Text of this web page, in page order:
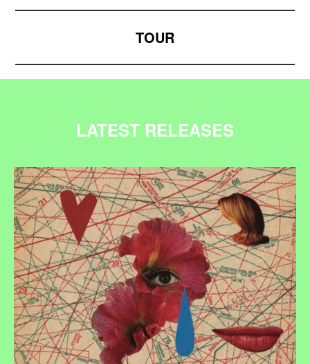
TOUR
LATEST RELEASES